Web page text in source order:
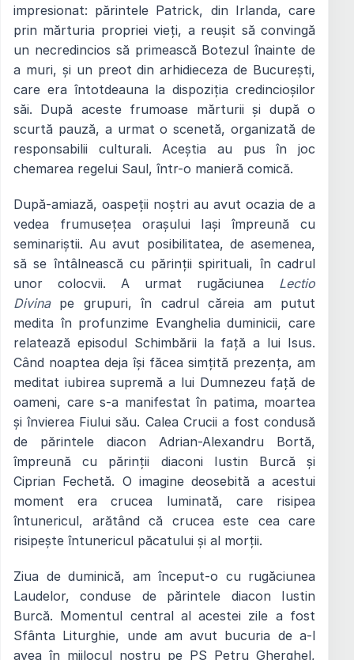
impresionat: părintele Patrick, din Irlanda, care
prin mărturia propriei vieți, a reușit să convingă
un necredincios să primească Botezul înainte de
a muri, și un preot din arhidieceza de București,
care era întotdeauna la dispoziția credincioșilor
săi. După aceste frumoase mărturii și după o
scurtă pauză, a urmat o scenetă, organizată de
responsabilii culturali. Aceștia au pus în joc
chemarea regelui Saul, într-o manieră comică.
După-amiază, oaspeții noștri au avut ocazia de a
vedea frumusețea orașului Iași împreună cu
seminariștii. Au avut posibilitatea, de asemenea,
să se întâlnească cu părinții spirituali, în cadrul
unor colocvii. A urmat rugăciunea Lectio
Divinape grupuri, în cadrul căreia am putut
medita în profunzime Evanghelia duminicii, care
relatează episodul Schimbării la față a lui Isus.
Când noaptea deja își făcea simțită prezența, am
meditat iubirea supremă a lui Dumnezeu față de
oameni, care s-a manifestat în patima, moartea
și învierea Fiului său. Calea Crucii a fost condusă
de părintele diacon Adrian-Alexandru Bortă,
împreună cu părinții diaconi Iustin Burcă și
Ciprian Fechetă. O imagine deosebită a acestui
moment era crucea luminată, care risipea
întunericul, arătând că crucea este cea care
risipește întunericul păcatului și al morții.
Ziua de duminică, am început-o cu rugăciunea
Laudelor, conduse de părintele diacon Iustin
Burcă. Momentul central al acestei zile a fost
Sfânta Liturghie, unde am avut bucuria de a-l
avea în mijlocul nostru pe PS Petru Gherghel,